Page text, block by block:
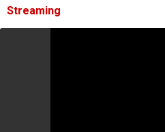
Streaming